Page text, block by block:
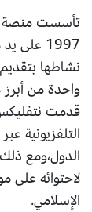
تأسست منصة
1997
نشاطها
قدمت نتفليكس
التلفزيونية
الدول،ومع
لاحتوائه على
الإسلامي.